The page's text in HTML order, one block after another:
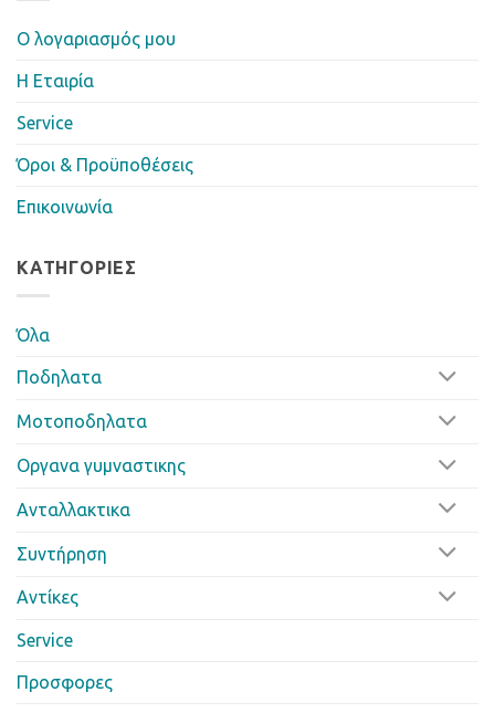
Ο λογαριασμός μου
Η Eταιρία
Service
Όροι & Προϋποθέσεις
Επικοινωνία
ΚΑΤΗΓΟΡΊΕΣ
Όλα
Ποδηλατα
Μοτοποδηλατα
Οργανα γυμναστικης
Ανταλλακτικα
Συντήρηση
Αντίκες
Service
Προσφορες